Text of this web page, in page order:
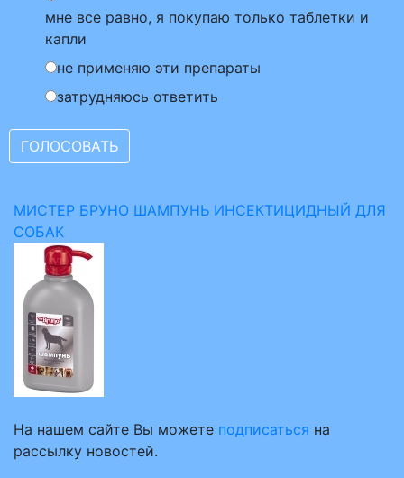
мне все равно, я покупаю только таблетки и
капли
не применяю эти препараты
затрудняюсь ответить
МИСТЕР БРУНО ШАМПУНЬ ИНСЕКТИЦИДНЫЙ ДЛЯ
СОБАК
На нашем сайте Вы можете подписаться на
рассылку новостей.